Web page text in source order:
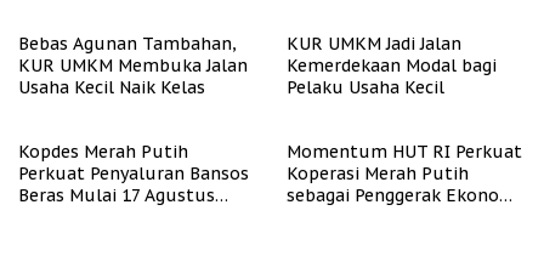
Bebas Agunan Tambahan,
KUR UMKM Membuka Jalan
Usaha Kecil Naik Kelas
KUR UMKM Jadi Jalan
Kemerdekaan Modal bagi
Pelaku Usaha Kecil
Kopdes Merah Putih
Perkuat Penyaluran Bansos
Beras Mulai 17 Agustus
Momentum HUT RI Perkuat
Koperasi Merah Putih
sebagai Penggerak Ekonomi